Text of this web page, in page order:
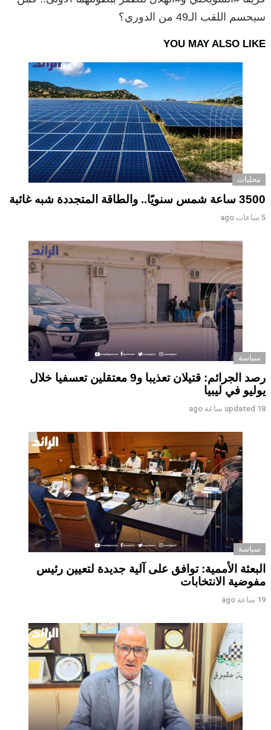
سيحسم اللقب الـ49 من الدوري؟
YOU MAY ALSO LIKE
محليات
3500 ساعة شمس سنويًا.. والطاقة المتجددة شبه غائبة
5 ساعات ago
سياسة
رصد الجرائم: قتيلان تعذيبا و9 معتقلين تعسفيا خلال
يوليو في ليبيا
updated 18 ساعة ago
سياسة
البعثة الأممية: توافق على آلية جديدة لتعيين رئيس
مفوضية الانتخابات
19 ساعة ago